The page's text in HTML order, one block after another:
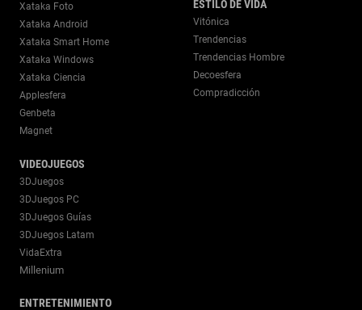
Xataka Foto
Xataka Android
Xataka Smart Home
Xataka Windows
Xataka Ciencia
Applesfera
Genbeta
Magnet
VIDEOJUEGOS
3DJuegos
3DJuegos PC
3DJuegos Guías
3DJuegos Latam
VidaExtra
Millenium
ENTRETENIMIENTO
ESTILO DE VIDA
Vitónica
Trendencias
Trendencias Hombre
Decoesfera
Compradicción